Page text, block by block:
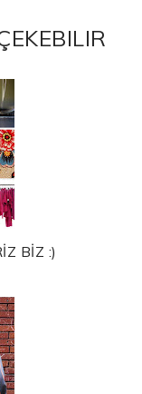
BİZ :)